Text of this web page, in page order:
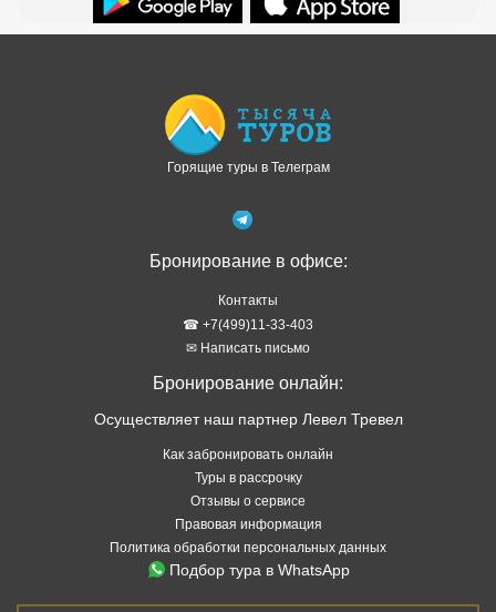
Горящие туры в Телеграм
Бронирование в офисе:
Контакты
☎ +7(499)11-33-403
✉ Написать письмо
Бронирование онлайн:
Осуществляет наш партнер Левел Тревел
Как забронировать онлайн
Туры в рассрочку
Отзывы о сервисе
Правовая информация
Политика обработки персональных данных
Подбор тура в WhatsApp